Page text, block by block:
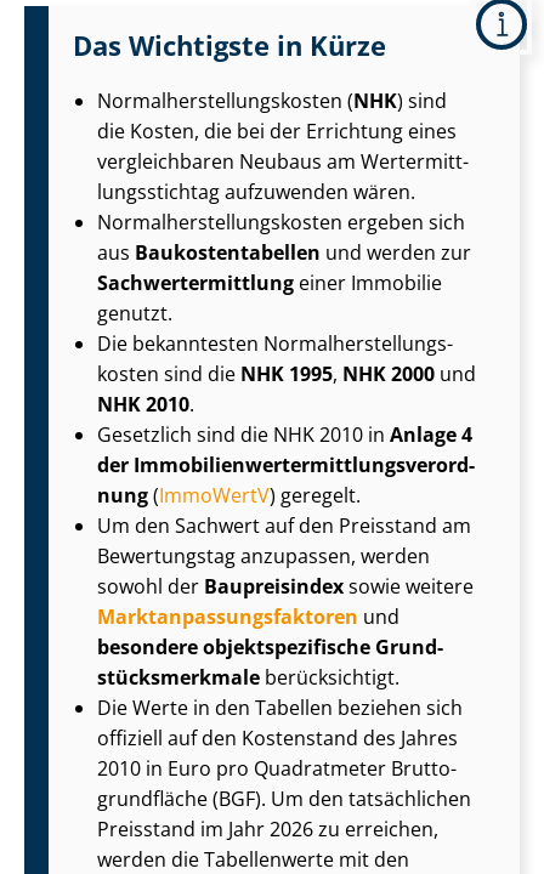
Das Wichtigste in Kürze
Nor­mal­her­stel­lungs­kos­ten (NHK) sind
die Kosten, die bei der Errichtung eines
vergleichbaren Neubaus am Wert­ermitt­
lungs­stich­tag aufzuwenden wären.
Nor­mal­her­stel­lungs­kos­ten ergeben sich
aus Bau­kos­ten­ta­bel­len und werden zur
Sach­wert­ermitt­lung einer Immobilie
genutzt.
Die bekanntesten Nor­mal­her­stel­lungs­
kos­ten sind die NHK 1995, NHK 2000 und
NHK 2010.
Gesetzlich sind die NHK 2010 in Anlage 4
der Im­mo­bi­li­en­wert­ermitt­lungs­ver­ord­
nung(ImmoWertV) geregelt.
Um den Sachwert auf den Preisstand am
Bewertungstag anzupassen, werden
sowohl der Baupreisindexsowie weitere
Markt­an­pas­sungs­fak­to­ren und
besondere ob­jekt­spe­zi­fi­sche Grund­
stücks­merk­ma­le berücksichtigt.
Die Werte in den Tabellen beziehen sich
offiziell auf den Kostenstand des Jahres
2010 in Euro pro Quadratmeter Brut­to­
grund­flä­che (BGF). Um den tatsächlichen
Preisstand im Jahr 2026 zu erreichen,
werden die Tabellenwerte mit den